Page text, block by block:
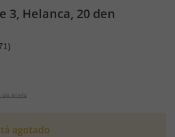
3, Helanca, 20 den
de envío
agotado